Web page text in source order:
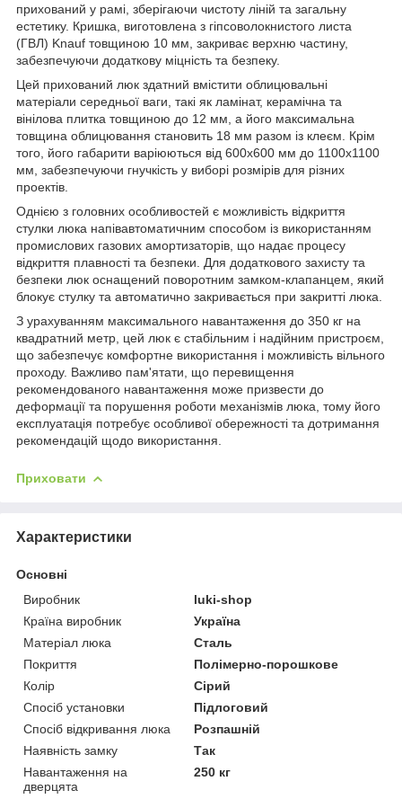
прихований у рамі, зберігаючи чистоту ліній та загальну
естетику. Кришка, виготовлена з гіпсоволокнистого листа
(ГВЛ) Knauf товщиною 10 мм, закриває верхню частину,
забезпечуючи додаткову міцність та безпеку.
Цей прихований люк здатний вмістити облицювальні
матеріали середньої ваги, такі як ламінат, керамічна та
вінілова плитка товщиною до 12 мм, а його максимальна
товщина облицювання становить 18 мм разом із клеєм. Крім
того, його габарити варіюються від 600х600 мм до 1100х1100
мм, забезпечуючи гнучкість у виборі розмірів для різних
проектів.
Однією з головних особливостей є можливість відкриття
стулки люка напівавтоматичним способом із використанням
промислових газових амортизаторів, що надає процесу
відкриття плавності та безпеки. Для додаткового захисту та
безпеки люк оснащений поворотним замком-клапанцем, який
блокує стулку та автоматично закривається при закритті люка.
З урахуванням максимального навантаження до 350 кг на
квадратний метр, цей люк є стабільним і надійним пристроєм,
що забезпечує комфортне використання і можливість вільного
проходу. Важливо пам'ятати, що перевищення
рекомендованого навантаження може призвести до
деформації та порушення роботи механізмів люка, тому його
експлуатація потребує особливої обережності та дотримання
рекомендацій щодо використання.
Приховати
Характеристики
Основні
Виробник
luki-shop
Країна виробник
Україна
Матеріал люка
Сталь
Покриття
Полімерно-порошкове
Колір
Сірий
Спосіб установки
Підлоговий
Спосіб відкривання люка
Розпашній
Наявність замку
Так
Навантаження на
дверцята
250 кг